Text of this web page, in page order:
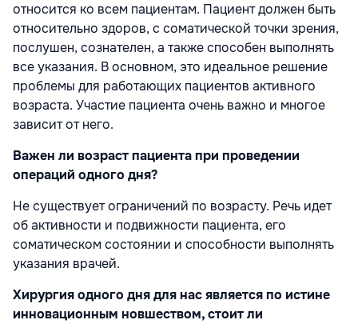
относится ко всем пациентам. Пациент должен быть
относительно здоров, с соматической точки зрения,
послушен, сознателен, а также способен выполнять
все указания. В основном, это идеальное решение
проблемы для работающих пациентов активного
возраста. Участие пациента очень важно и многое
зависит от него.
Важен ли возраст пациента при проведении
операций одного дня?
Не существует ограничений по возрасту. Речь идет
об активности и подвижности пациента, его
соматическом состоянии и способности выполнять
указания врачей.
Хирургия одного дня для нас является по истине
инновационным новшеством, стоит ли